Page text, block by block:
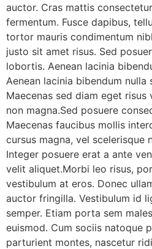
auctor. Cras mattis
fermentum. Fusce dapibus,
tortor mauris condimentum
justo sit amet risus. Sed
lobortis. Aenean lacinia
Aenean lacinia bibendum nulla
Maecenas sed diam eget
non magna.Sed posuere
Maecenas faucibus mollis
cursus magna, vel scelerisque
Integer posuere erat a ante
velit aliquet.Morbi leo risus,
vestibulum at eros. Donec
auctor fringilla. Vestibulum id
semper. Etiam porta sem
euismod. Cum sociis natoque
parturient montes, nascetur